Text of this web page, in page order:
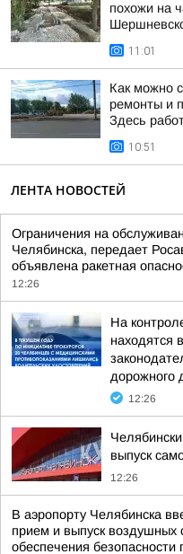
похожи на
11:01
Как можно
ремонты и
Здесь
10:51
ЛЕНТА НОВОСТЕЙ
Ограничения на
Челябинска, передает
объявлена ракетная
12:26
На
находятся
дорожного
12:26
выпуск
12:26
В аэропорту Челябинска
прием и выпуск воздушных
обеспечения